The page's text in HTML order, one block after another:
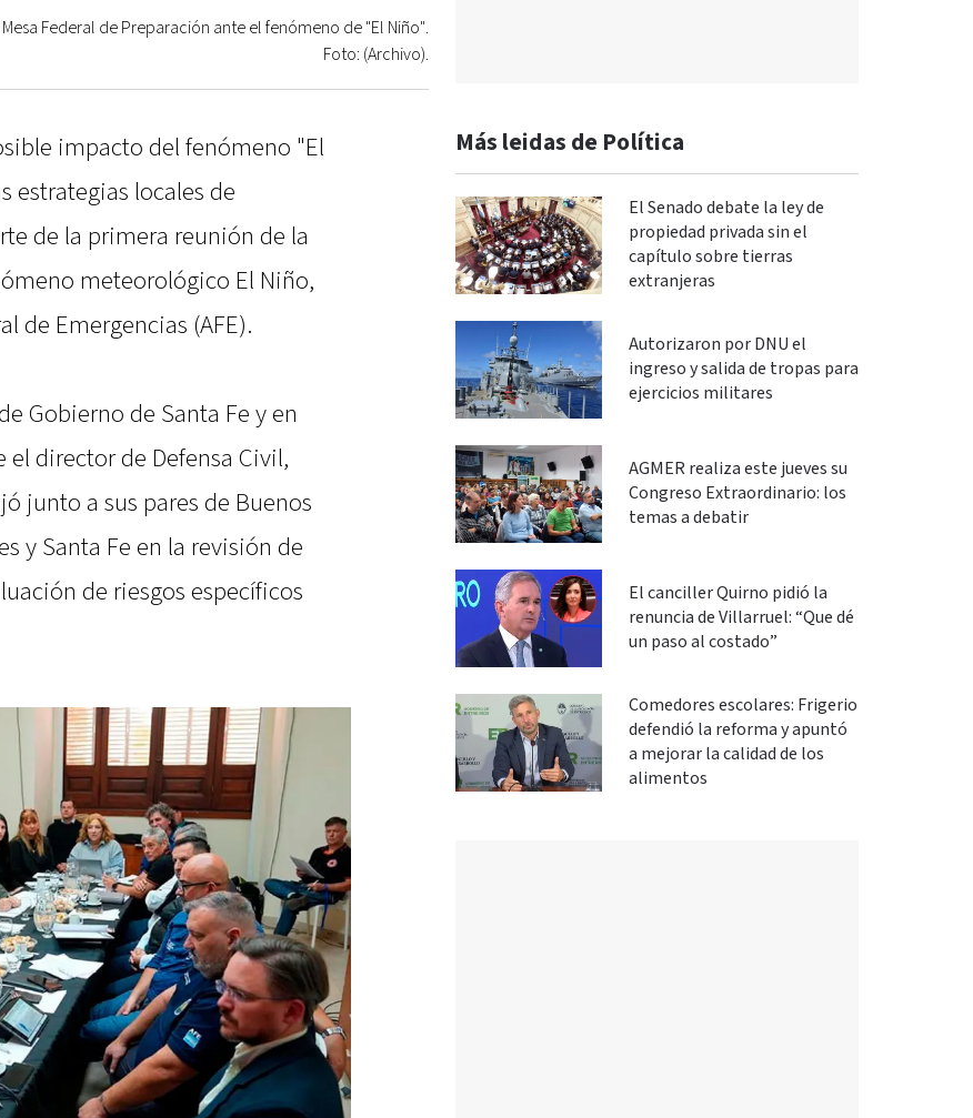
Mesa Federal de Preparación ante el fenómeno de "El Niño".
Foto: (Archivo).
impacto del fenómeno "El
estrategias locales de
de la primera reunión de la
meteorológico El Niño,
de Emergencias (AFE).
Gobierno de Santa Fe y en
el director de Defensa Civil,
junto a sus pares de Buenos
y Santa Fe en la revisión de
de riesgos específicos
Más leidas de Política
El Senado debate la ley de
propiedad privada sin el
capítulo sobre tierras
extranjeras
Autorizaron por DNU el
ingreso y salida de tropas para
ejercicios militares
AGMER realiza este jueves su
Congreso Extraordinario: los
temas a debatir
El canciller Quirno pidió la
renuncia de Villarruel: “Que dé
un paso al costado”
Comedores escolares: Frigerio
defendió la reforma y apuntó
a mejorar la calidad de los
alimentos